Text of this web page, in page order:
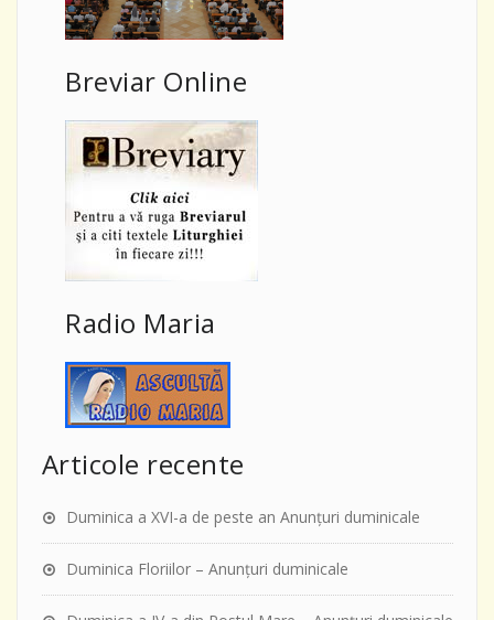
Breviar Online
Radio Maria
Articole recente
Duminica a XVI-a de peste an Anunţuri duminicale
Duminica Floriilor – Anunţuri duminicale